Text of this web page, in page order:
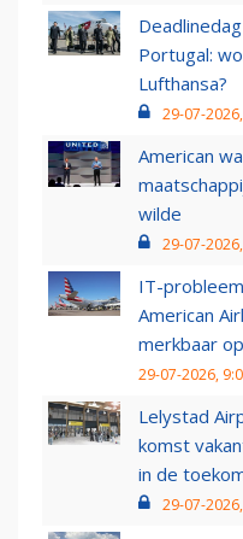
Portugal:
Lufthansa?
29-07-
American
wilde
29-07-
IT-
American
merkbaar
29-07-2026,
Lelystad
komst
in de
29-07-